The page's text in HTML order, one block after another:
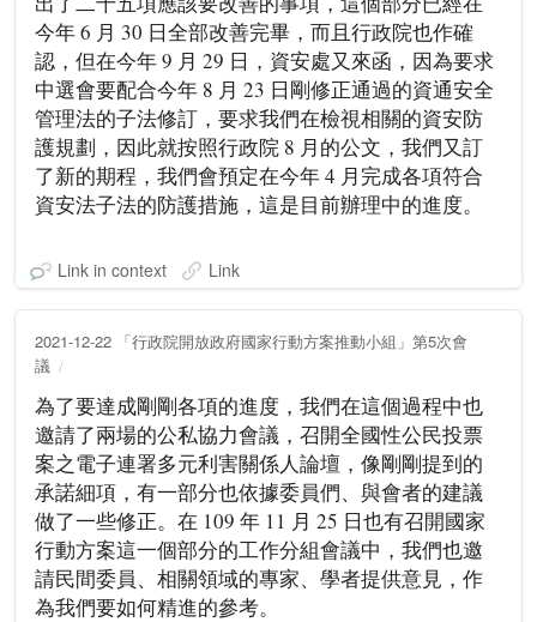
今年 6 月 30 日全部改善完畢，而且行政院也作確
認，但在今年 9 月 29 日，資安處又來函，因為要求
中選會要配合今年 8 月 23 日剛修正通過的資通安全
管理法的子法修訂，要求我們在檢視相關的資安防
護規劃，因此就按照行政院 8 月的公文，我們又訂
了新的期程，我們會預定在今年 4 月完成各項符合
資安法子法的防護措施，這是目前辦理中的進度。
Link in context Link
2021-12-22 「行政院開放政府國家行動方案推動小組」第5次會
議
為了要達成剛剛各項的進度，我們在這個過程中也
邀請了兩場的公私協力會議，召開全國性公民投票
案之電子連署多元利害關係人論壇，像剛剛提到的
承諾細項，有一部分也依據委員們、與會者的建議
做了一些修正。在 109 年 11 月 25 日也有召開國家
行動方案這一個部分的工作分組會議中，我們也邀
請民間委員、相關領域的專家、學者提供意見，作
為我們要如何精進的參考。